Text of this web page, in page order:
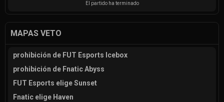
El partido ha terminado
MAPAS VETO
prohibición de FUT Esports Icebox
prohibición de Fnatic Abyss
FUT Esports elige Sunset
Fnatic elige Haven